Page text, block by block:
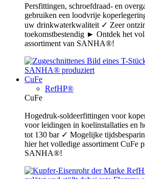
Persfittingen, schroefdraad- en
gebruiken een loodvrije
uw drinkwaterkwaliteit ✓ Zeer
toekomstbestendig ► Ontdek het
assortiment van SANHA®!
CuFe
RefHP®
CuFe
Hogedruk-soldeerfittingen voor
voor leidingen in koelinstallaties en
tot 130 bar ✓ Mogelijke
hier het volledige assortiment CuFe
SANHA®!